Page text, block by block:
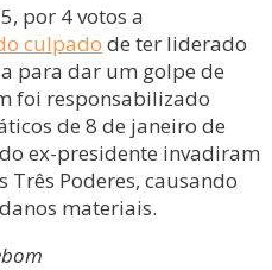
por 4 votos a
culpado de ter liderado
para dar um golpe de
foi responsabilizado
de 8 de janeiro de
ex-presidente invadiram
Três Poderes, causando
materiais.